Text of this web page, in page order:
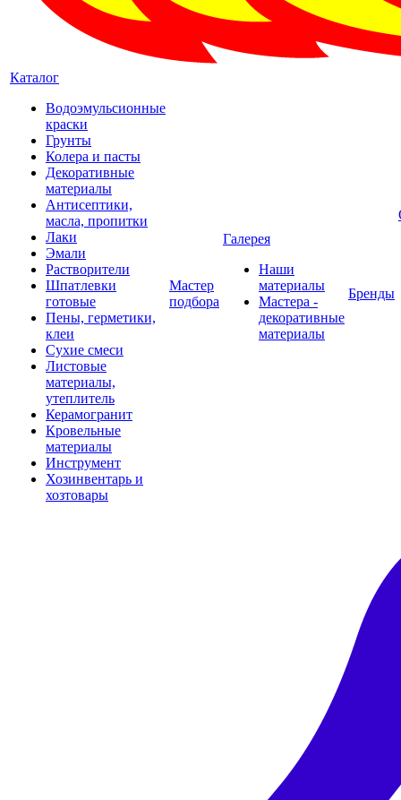
Каталог
Водоэмульсионные
краски
Грунты
Колера и пасты
Декоративные
материалы
Антисептики,
масла, пропитки
Лаки
Эмали
Растворители
Шпатлевки
готовые
Пены, герметики,
клеи
Сухие смеси
Листовые
материалы,
утеплитель
Керамогранит
Кровельные
материалы
Инструмент
Хозинвентарь и
хозтовары
Мастер
подбора
Галерея
Наши
материалы
Мастера -
декоративные
материалы
Бренды